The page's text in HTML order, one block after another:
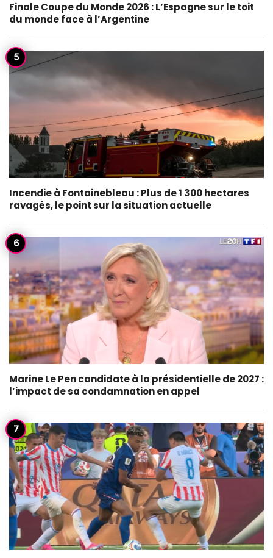
Finale Coupe du Monde 2026 : L’Espagne sur le toit
du monde face à l’Argentine
Incendie à Fontainebleau : Plus de 1 300 hectares
ravagés, le point sur la situation actuelle
Marine Le Pen candidate à la présidentielle de 2027 :
l’impact de sa condamnation en appel